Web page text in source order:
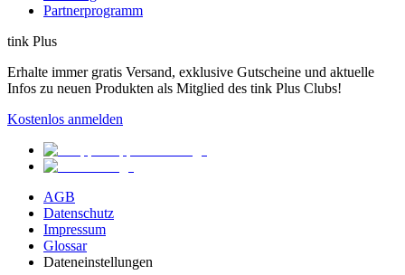
Partnerprogramm
tink Plus
Erhalte immer gratis Versand, exklusive Gutscheine und aktuelle
Infos zu neuen Produkten als Mitglied des tink Plus Clubs!
Kostenlos anmelden
AGB
Datenschutz
Impressum
Glossar
Dateneinstellungen